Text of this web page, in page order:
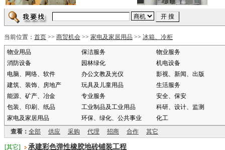
当前位置： 首页 >> 商贸机会 >> 家电及家居用品 >> 冰箱、冷柜
物业用品 保洁服务
物业服务
消防设备
园林绿化
机电设备
电脑、网络、软件
办公文教及光仪
影视、新闻、出版
建筑、装饰、房地产
玩具及儿童用品
生活服务
能源、矿产、冶金
专业服务
安全、保安
包装、印刷、纸品
工业制品及工业用品
科研、设计、监测
家电及家居用品
环保、绿化、公共事业
化工
查看： 全部 供应 采购 代理 招商 合作 其它
[其它] 承建彩色弹性橡胶地砖铺装工程